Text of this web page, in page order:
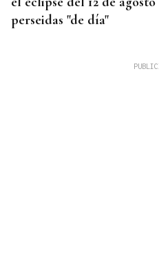
perseidas "de día"